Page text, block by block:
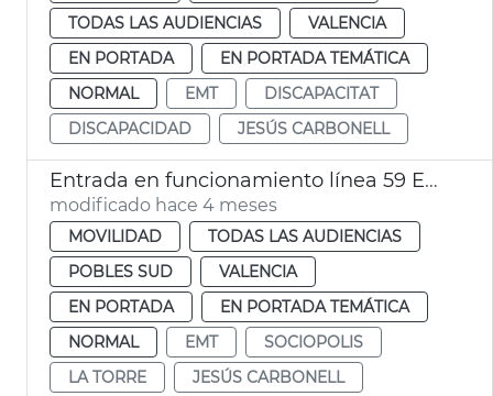
TODAS LAS AUDIENCIAS
VALENCIA
EN PORTADA
EN PORTADA TEMÁTICA
NORMAL
EMT
DISCAPACITAT
DISCAPACIDAD
JESÚS CARBONELL
Entrada en funcionamiento línea 59 EMT València
modificado hace 4 meses
MOVILIDAD
TODAS LAS AUDIENCIAS
POBLES SUD
VALENCIA
EN PORTADA
EN PORTADA TEMÁTICA
NORMAL
EMT
SOCIOPOLIS
LA TORRE
JESÚS CARBONELL